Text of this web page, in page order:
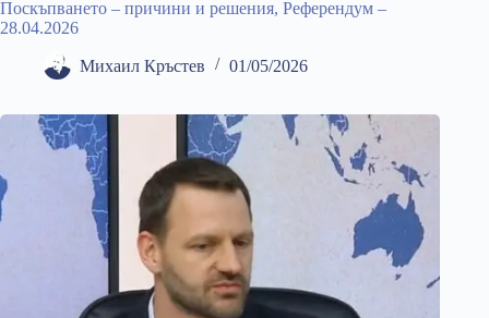
Поскъпването – причини и решения, Референдум –
28.04.2026
Михаил Кръстев 01/05/2026